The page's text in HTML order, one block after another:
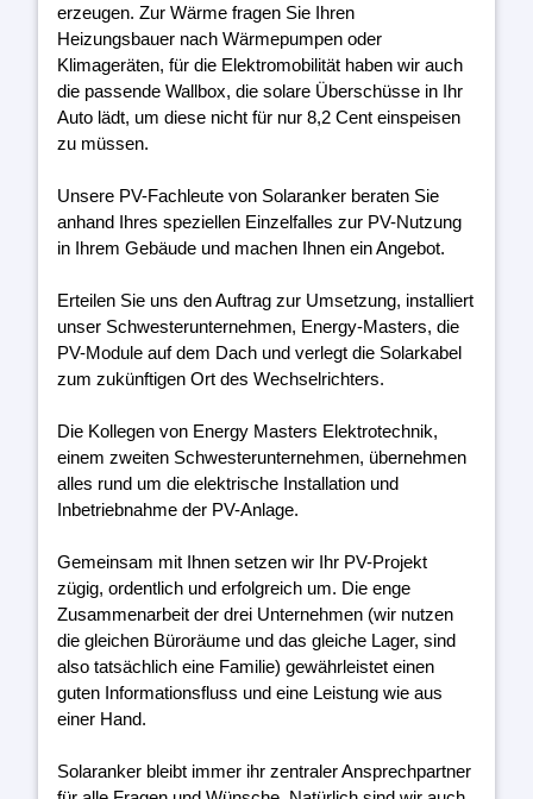
erzeugen. Zur Wärme fragen Sie Ihren
Heizungsbauer nach Wärmepumpen oder
Klimageräten, für die Elektromobilität haben wir auch
die passende Wallbox, die solare Überschüsse in Ihr
Auto lädt, um diese nicht für nur 8,2 Cent einspeisen
zu müssen.
Unsere PV-Fachleute von Solaranker beraten Sie
anhand Ihres speziellen Einzelfalles zur PV-Nutzung
in Ihrem Gebäude und machen Ihnen ein Angebot.
Erteilen Sie uns den Auftrag zur Umsetzung, installiert
unser Schwesterunternehmen, Energy-Masters, die
PV-Module auf dem Dach und verlegt die Solarkabel
zum zukünftigen Ort des Wechselrichters.
Die Kollegen von Energy Masters Elektrotechnik,
einem zweiten Schwesterunternehmen, übernehmen
alles rund um die elektrische Installation und
Inbetriebnahme der PV-Anlage.
Gemeinsam mit Ihnen setzen wir Ihr PV-Projekt
zügig, ordentlich und erfolgreich um. Die enge
Zusammenarbeit der drei Unternehmen (wir nutzen
die gleichen Büroräume und das gleiche Lager, sind
also tatsächlich eine Familie) gewährleistet einen
guten Informationsfluss und eine Leistung wie aus
einer Hand.
Solaranker bleibt immer ihr zentraler Ansprechpartner